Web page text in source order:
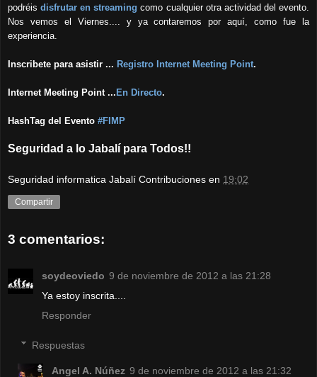
podréisdisfrutar en streaming como cualquier otra actividad del evento.
Nos vemos el Viernes.... y ya contaremos por aquí, como fue la
experiencia.
Inscribete para asistir ... Registro Internet Meeting Point.
Internet Meeting Point ... En Directo.
HashTag del Evento #FIMP
Seguridad a lo Jabalí para Todos!!
Seguridad informatica Jabalí Contribuciones en 19:02
Compartir
3 comentarios:
soydeoviedo 9 de noviembre de 2012 a las 21:28
Ya estoy inscrita....
Responder
Respuestas
Angel A. Núñez 9 de noviembre de 2012 a las 21:32